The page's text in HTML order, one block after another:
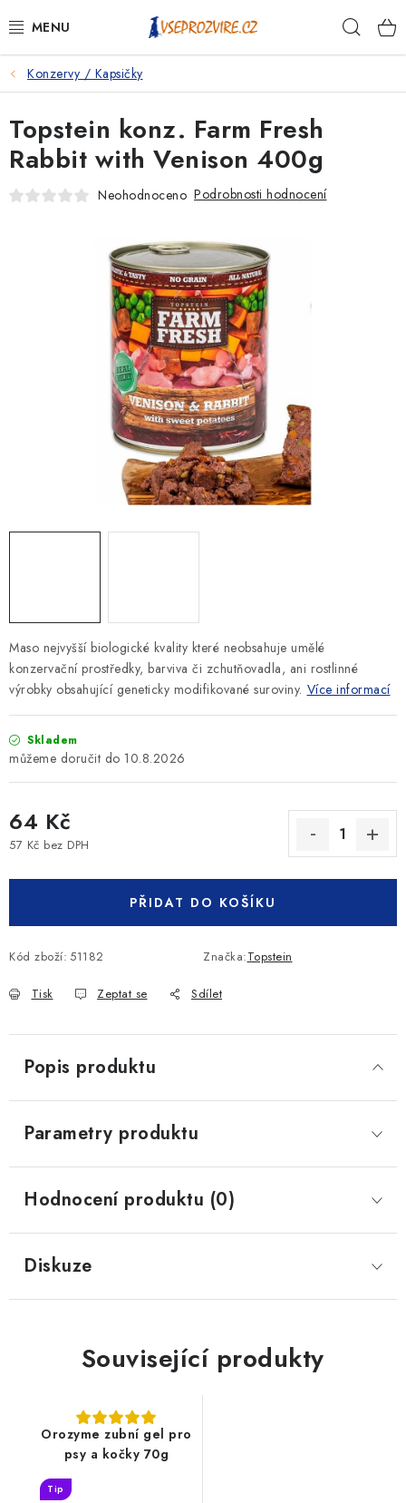
na
PSI
KOČKY
KONĚ
PRO CHOVATELE
KRÁLÍCI/HLODAVCI/PTÁCI
Kontakty
Obchodní podmínky
Podmínky ochrany osobních údajů
Konzervy / Kapsičky
Maso nejvyšší biologické kvality které neobsahuje umělé
konzervační prostředky, barviva či zchutňovadla, ani rostlinné
výrobky obsahující geneticky modifikované suroviny. Více informací
Skladem
10.8.2026
64 Kč
57 Kč bez DPH
PŘIDAT DO KOŠÍKU
Kód zboží: 51182 Značka:Topstein
Tisk Zeptat se Sdílet
Topstein konz. Farm Fresh
Rabbit with Venison 400g
Neohodnoceno Podrobnosti hodnocení
Popis produktu
Parametry produktu
Hodnocení produktu (0)
Diskuze
Související produkty
Orozyme zubní gel pro
psy a kočky 70g
Tip